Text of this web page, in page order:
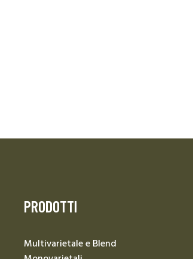
PRODOTTI
Multivarietale e Blend